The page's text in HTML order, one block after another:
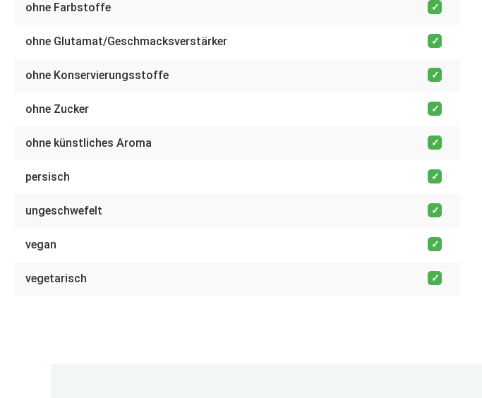
ohne Farbstoffe
ohne Glutamat/Geschmacksverstärker
ohne Konservierungsstoffe
ohne Zucker
ohne künstliches Aroma
persisch
ungeschwefelt
vegan
vegetarisch